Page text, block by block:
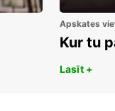
Apskates
Kur tu
Lasīt +